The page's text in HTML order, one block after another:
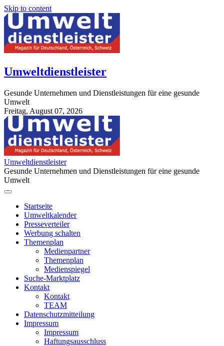
Skip to content
Umweltdienstleister
Gesunde Unternehmen und Dienstleistungen für eine gesunde
Umwelt
Freitag, August 07, 2026
StuttgartApotheke.com
Umweltdienstleister
Gesunde Unternehmen und Dienstleistungen für eine gesunde
Umwelt
Startseite
Umweltkalender
Presseverteiler
Werbung schalten
Themenplan
Medienpartner
Themenplan
Medienspiegel
Suche-Marktplatz
Kontakt
Kontakt
TEAM
Datenschutzmitteilung
Impressum
Impressum
Haftungsausschluss